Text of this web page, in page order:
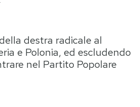
Media
Europa
destra radicale al
e Polonia, ed escludendo
nel Partito Popolare